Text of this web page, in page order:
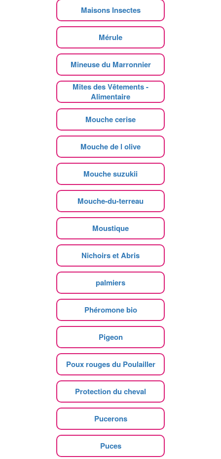
Maisons Insectes
Mérule
Mineuse du Marronnier
Mites des Vêtements -
Alimentaire
Mouche cerise
Mouche de l olive
Mouche suzukii
Mouche-du-terreau
Moustique
Nichoirs et Abris
palmiers
Phéromone bio
Pigeon
Poux rouges du Poulailler
Protection du cheval
Pucerons
Puces